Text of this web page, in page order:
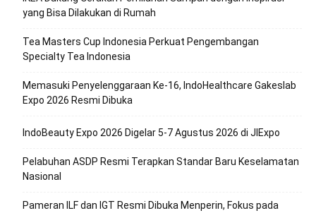
yang Bisa Dilakukan di Rumah
Tea Masters Cup Indonesia Perkuat Pengembangan
Specialty Tea Indonesia
Memasuki Penyelenggaraan Ke-16, IndoHealthcare Gakeslab
Expo 2026 Resmi Dibuka
IndoBeauty Expo 2026 Digelar 5-7 Agustus 2026 di JIExpo
Pelabuhan ASDP Resmi Terapkan Standar Baru Keselamatan
Nasional
Pameran ILF dan IGT Resmi Dibuka Menperin, Fokus pada